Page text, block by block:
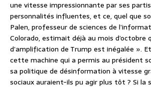
une vitesse impressionnante par ses
personnalités influentes, et ce, quel que
Palen, professeur de sciences de
Colorado, estimait déjà au mois d’octobre
d’amplification de Trump est inégalée ».
cette machine qui a permis au président
sa politique de désinformation à vitesse
sociaux auraient-ils pu agir plus tôt ? Si la